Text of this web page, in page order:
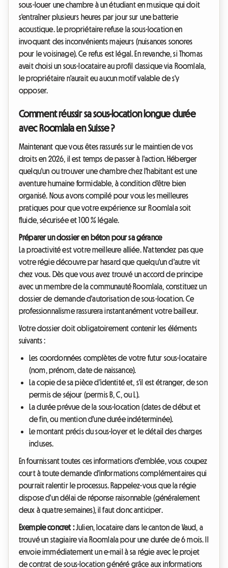
sous-louer une chambre à un étudiant en musique qui doit
s'entraîner plusieurs heures par jour sur une batterie
acoustique. Le propriétaire refuse la sous-location en
invoquant des inconvénients majeurs (nuisances sonores
pour le voisinage). Ce refus est légal. En revanche, si Thomas
avait choisi un sous-locataire au profil classique via Roomlala,
le propriétaire n'aurait eu aucun motif valable de s'y
opposer.
Comment réussir sa sous-location longue durée
avec Roomlala en Suisse ?
Maintenant que vous êtes rassurés sur le maintien de vos
droits en 2026, il est temps de passer à l'action. Héberger
quelqu'un ou trouver une chambre chez l'habitant est une
aventure humaine formidable, à condition d'être bien
organisé. Nous avons compilé pour vous les meilleures
pratiques pour que votre expérience sur Roomlala soit
fluide, sécurisée et 100 % légale.
Préparer un dossier en béton pour sa gérance
La proactivité est votre meilleure alliée. N'attendez pas que
votre régie découvre par hasard que quelqu'un d'autre vit
chez vous. Dès que vous avez trouvé un accord de principe
avec un membre de la communauté Roomlala, constituez un
dossier de demande d'autorisation de sous-location. Ce
professionnalisme rassurera instantanément votre bailleur.
Votre dossier doit obligatoirement contenir les éléments
suivants :
Les coordonnées complètes de votre futur sous-locataire
(nom, prénom, date de naissance).
La copie de sa pièce d'identité et, s'il est étranger, de son
permis de séjour (permis B, C, ou L).
La durée prévue de la sous-location (dates de début et
de fin, ou mention d'une durée indéterminée).
Le montant précis du sous-loyer et le détail des charges
incluses.
En fournissant toutes ces informations d'emblée, vous coupez
court à toute demande d'informations complémentaires qui
pourrait ralentir le processus. Rappelez-vous que la régie
dispose d'un délai de réponse raisonnable (généralement
deux à quatre semaines), il faut donc anticiper.
Exemple concret :Julien, locataire dans le canton de Vaud, a
trouvé un stagiaire via Roomlala pour une durée de 6 mois. Il
envoie immédiatement un e-mail à sa régie avec le projet
de contrat de sous-location généré grâce aux informations